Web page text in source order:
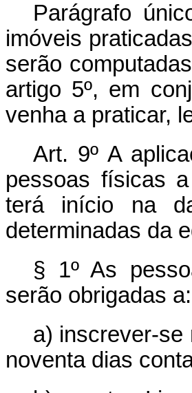
Parágrafo
imóveis
serão
artigo 5º, em
venha a praticar,
Art. 9º A
pessoas físicas
terá início na
determinadas da
§ 1º As
serão obrigadas a:
a) inscrever-se
noventa dias